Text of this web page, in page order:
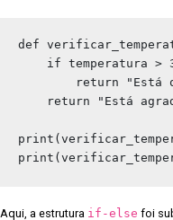
def
if temperatura >
return "Está
return "Está
Aqui, a estrutura if-else foi